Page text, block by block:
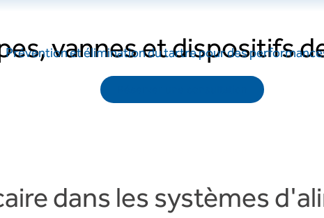
vannes et dispositifs
Prévention et élimination du tartre pour des
dans les systèmes